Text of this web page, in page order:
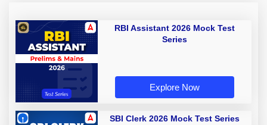
RBI Assistant 2026 Mock Test
Series
Explore Now
SBI Clerk 2026 Mock Test Series